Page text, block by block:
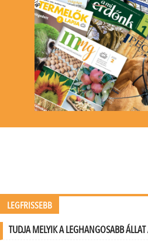
LEGFRISSEBB
TUDJA MELYIK A LEGHANGOSABB